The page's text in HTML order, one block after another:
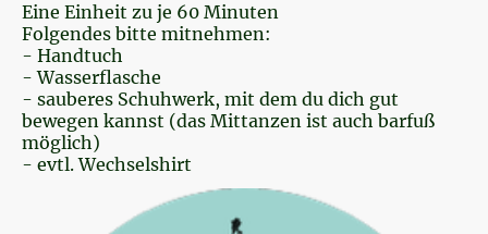
Eine Einheit zu je 60 Minuten
Folgendes bitte mitnehmen:
- Handtuch
- Wasserflasche
- sauberes Schuhwerk, mit dem du dich gut
bewegen kannst (das Mittanzen ist auch barfuß
möglich)
- evtl. Wechselshirt